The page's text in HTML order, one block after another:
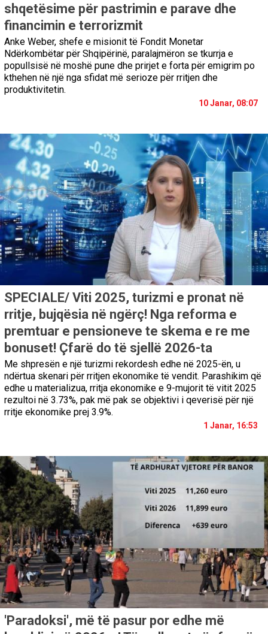
shqetësime për pastrimin e parave dhe
financimin e terrorizmit
Anke Weber, shefe e misionit të Fondit Monetar
Ndërkombëtar për Shqipërinë, paralajmëron se tkurrja e
popullsisë në moshë pune dhe prirjet e forta për emigrim po
kthehen në një nga sfidat më serioze për rritjen dhe
produktivitetin.
10 Janar, 08:07
SPECIALE/ Viti 2025, turizmi e pronat në
rritje, bujqësia në ngërç! Nga reforma e
premtuar e pensioneve te skema e re me
bonuset! Çfarë do të sjellë 2026-ta
Me shpresën e një turizmi rekordesh edhe në 2025-ën, u
ndërtua skenari për rritjen ekonomike të vendit. Parashikim që
edhe u materializua, rritja ekonomike e 9-mujorit të vitit 2025
rezultoi në 3.73%, pak më pak se objektivi i qeverisë për një
rritje ekonomike prej 3.9%.
1 Janar, 16:53
'Paradoksi', më të pasur por edhe më